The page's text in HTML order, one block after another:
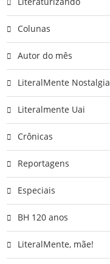
Colunas
Autor do mês
LiteralMente Nostalgia
Literalmente Uai
Crônicas
Reportagens
Especiais
BH 120 anos
LiteralMente, mãe!